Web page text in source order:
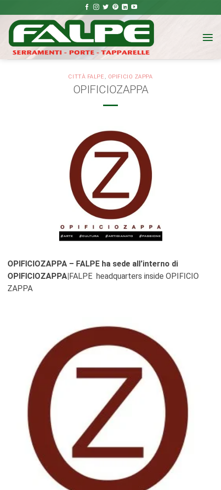
ai
contenuti
CITTÀ FALPE , OPIFICIO ZAPPA
OPIFICIOZAPPA
OPIFICIOZAPPA – FALPE ha sede all’interno di
OPIFICIOZAPPA|FALPE headquarters inside OPIFICIO
ZAPPA